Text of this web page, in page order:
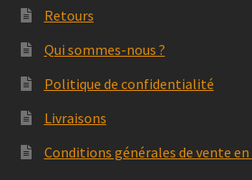
Retours
Qui sommes-nous ?
Politique de confidentialité
Livraisons
Conditions générales de vente